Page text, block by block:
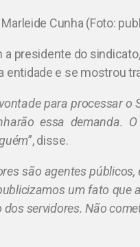
Marleide Cunha (Foto:
presidente do
entidade e se mostrou
para processar o
essa demanda.
”, disse.
são agentes
um fato que
servidores. Não